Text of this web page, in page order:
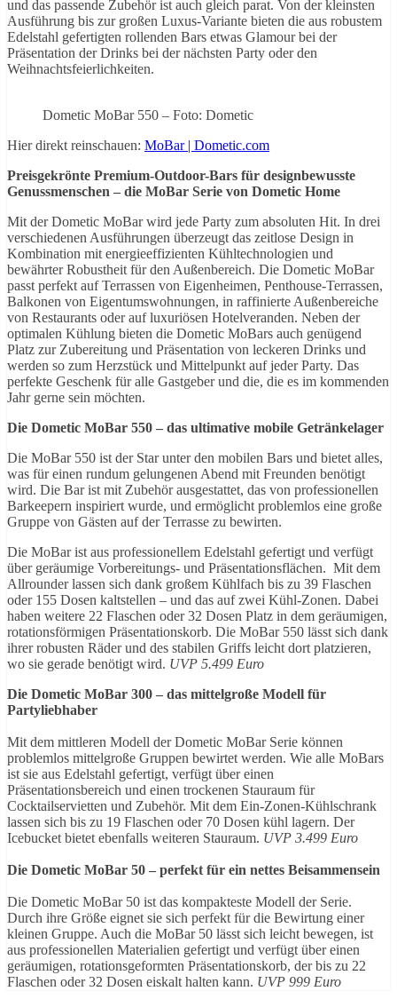
und das passende Zubehör ist auch gleich parat. Von der kleinsten
Ausführung bis zur großen Luxus-Variante bieten die aus robustem
Edelstahl gefertigten rollenden Bars etwas Glamour bei der
Präsentation der Drinks bei der nächsten Party oder den
Weihnachtsfeierlichkeiten.
Dometic MoBar 550 – Foto: Dometic
Hier direkt reinschauen: MoBar | Dometic.com
Preisgekrönte Premium-Outdoor-Bars für designbewusste
Genussmenschen – die MoBar Serie von Dometic Home
Mit der Dometic MoBar wird jede Party zum absoluten Hit. In drei
verschiedenen Ausführungen überzeugt das zeitlose Design in
Kombination mit energieeffizienten Kühltechnologien und
bewährter Robustheit für den Außenbereich. Die Dometic MoBar
passt perfekt auf Terrassen von Eigenheimen, Penthouse-Terrassen,
Balkonen von Eigentumswohnungen, in raffinierte Außenbereiche
von Restaurants oder auf luxuriösen Hotelveranden. Neben der
optimalen Kühlung bieten die Dometic MoBars auch genügend
Platz zur Zubereitung und Präsentation von leckeren Drinks und
werden so zum Herzstück und Mittelpunkt auf jeder Party. Das
perfekte Geschenk für alle Gastgeber und die, die es im kommenden
Jahr gerne sein möchten.
Die Dometic MoBar 550 – das ultimative mobile Getränkelager
Die MoBar 550 ist der Star unter den mobilen Bars und bietet alles,
was für einen rundum gelungenen Abend mit Freunden benötigt
wird. Die Bar ist mit Zubehör ausgestattet, das von professionellen
Barkeepern inspiriert wurde, und ermöglicht problemlos eine große
Gruppe von Gästen auf der Terrasse zu bewirten.
Die MoBar ist aus professionellem Edelstahl gefertigt und verfügt
über geräumige Vorbereitungs- und Präsentationsflächen. Mit dem
Allrounder lassen sich dank großem Kühlfach bis zu 39 Flaschen
oder 155 Dosen kaltstellen – und das auf zwei Kühl-Zonen. Dabei
haben weitere 22 Flaschen oder 32 Dosen Platz in dem geräumigen,
rotationsförmigen Präsentationskorb. Die MoBar 550 lässt sich dank
ihrer robusten Räder und des stabilen Griffs leicht dort platzieren,
wo sie gerade benötigt wird. UVP 5.499 Euro
Die Dometic MoBar 300 – das mittelgroße Modell für
Partyliebhaber
Mit dem mittleren Modell der Dometic MoBar Serie können
problemlos mittelgroße Gruppen bewirtet werden. Wie alle MoBars
ist sie aus Edelstahl gefertigt, verfügt über einen
Präsentationsbereich und einen trockenen Stauraum für
Cocktailservietten und Zubehör. Mit dem Ein-Zonen-Kühlschrank
lassen sich bis zu 19 Flaschen oder 70 Dosen kühl lagern. Der
Icebucket bietet ebenfalls weiteren Stauraum. UVP 3.499 Euro
Die Dometic MoBar 50 – perfekt für ein nettes Beisammensein
Die Dometic MoBar 50 ist das kompakteste Modell der Serie.
Durch ihre Größe eignet sie sich perfekt für die Bewirtung einer
kleinen Gruppe. Auch die MoBar 50 lässt sich leicht bewegen, ist
aus professionellen Materialien gefertigt und verfügt über einen
geräumigen, rotationsgeformten Präsentationskorb, der bis zu 22
Flaschen oder 32 Dosen eiskalt halten kann. UVP 999 Euro